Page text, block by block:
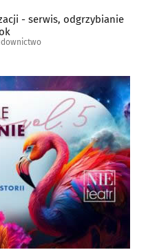
- serwis, odgrzybianie